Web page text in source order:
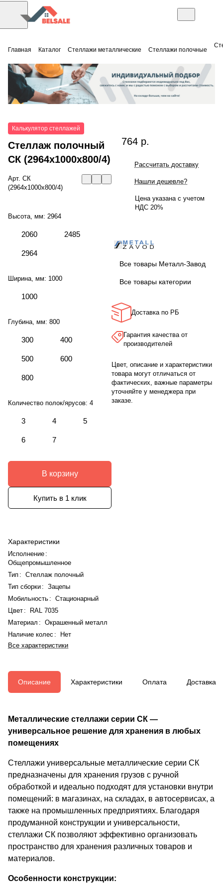
Главная Каталог Стеллажи металлические Стеллажи полочные
Калькулятор стеллажей
Стеллаж полочный
СК (2964x1000x800/4)
Арт. СК
(2964x1000x800/4)
Высота, мм: 2964
2060 2485
2964
Ширина, мм: 1000
1000
Глубина, мм: 800
300 400
500 600
800
Количество полок/ярусов: 4
3 4 5
6 7
В корзину
Купить в 1 клик
Характеристики
Исполнение :
Общепромышленное
Тип : Стеллаж полочный
Тип сборки: Зацепы
Мобильность : Стационарный
Цвет :
RAL 7035
Материал : Окрашенный металл
Наличие колес :
Нет
Все характеристики
764 р.
Рассчитать доставку
Нашли дешевле?
Цена указана с учетом
НДС 20%
Все товары Металл-Завод
Все товары категории
Доставка по РБ
Гарантия качества от
производителей
Цвет, описание и характеристики
товара могут отличаться от
фактических, важные параметры
уточняйте у менеджера при
заказе.
Описание Характеристики Оплата Доставка
Металлические стеллажи серии СК —
универсальное решение для хранения в любых
помещениях
Стеллажи универсальные металлические серии СК
предназначены для хранения грузов с ручной
обработкой и идеально подходят для установки внутри
помещений: в магазинах, на складах, в автосервисах, а
также на промышленных предприятиях. Благодаря
продуманной конструкции и универсальности,
стеллажи СК позволяют эффективно организовать
пространство для хранения различных товаров и
материалов.
Особенности конструкции: